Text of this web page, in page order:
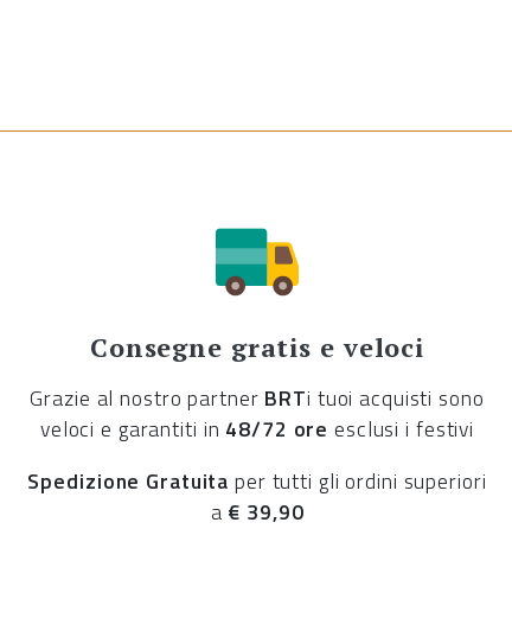
Consegne gratis e veloci
Grazie al nostro partner BRTi tuoi acquisti sono
veloci e garantiti in 48/72 ore esclusi i festivi
Spedizione Gratuita per tutti gli ordini superiori
a € 39,90